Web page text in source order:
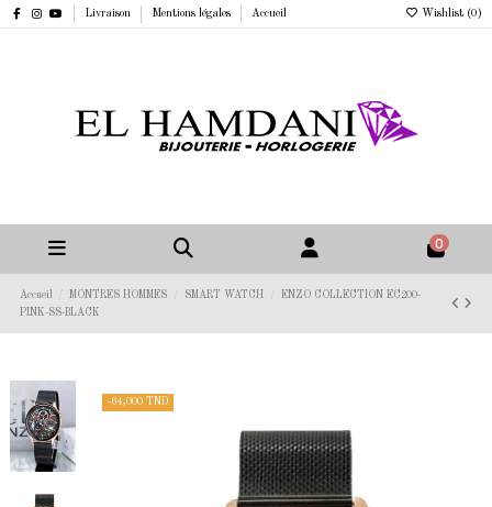
Livraison Mentions légales Accueil Wishlist (0 )
0
Accueil MONTRES HOMMES SMART WATCH
ENZO COLLECTION EC200-
PINK-SS-BLACK
-64,000 TND